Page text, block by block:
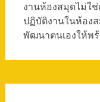
งานห้องสมุดไม่ใช่
ปฏิบัติงานในห้อง
พัฒนาตนเองให้พ